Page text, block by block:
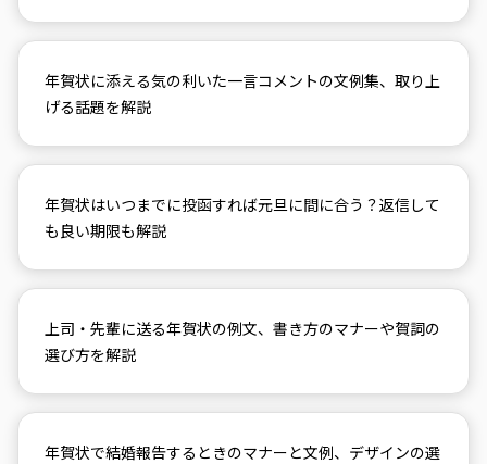
年賀状に添える気の利いた一言コメントの文例集、取り上
げる話題を解説
年賀状はいつまでに投函すれば元旦に間に合う？返信して
も良い期限も解説
上司・先輩に送る年賀状の例文、書き方のマナーや賀詞の
選び方を解説
年賀状で結婚報告するときのマナーと文例、デザインの選